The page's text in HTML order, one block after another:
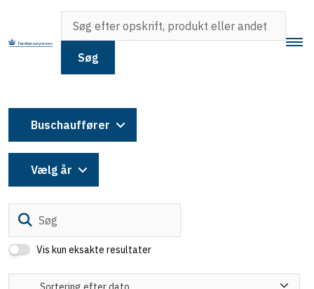
Søg
Vis kun eksakte resultater
Buschauffører
Vælg år